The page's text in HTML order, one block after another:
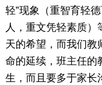
轻”现象（重智育轻
人，重文凭轻素质
天的希望，而我们教
命的延续，班主任的
生，而且要多于家长